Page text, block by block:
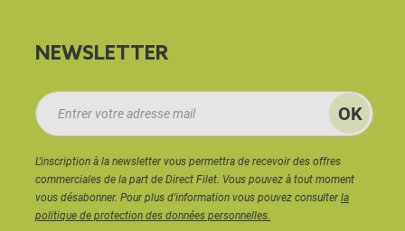
NEWSLETTER
L'inscription à la newsletter vous permettra de recevoir des offres
commerciales de la part de Direct Filet. Vous pouvez à tout moment
vous désabonner. Pour plus d'information vous pouvez consulterla
politique de protection des données personnelles.